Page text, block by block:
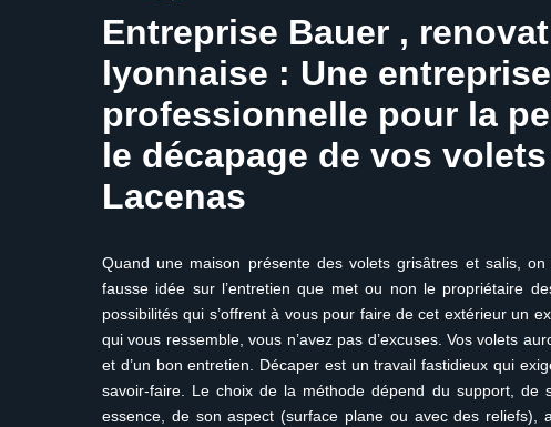
Entreprise Bauer ,
lyonnaise : Une entreprise
professionnelle pour la
le décapage de vos
Lacenas
Quand une maison présente des volets grisâtres et salis,
fausse idée sur l’entretien que met ou non le propriétaire
possibilités qui s’offrent à vous pour faire de cet extérieur un
qui vous ressemble, vous n’avez pas d’excuses. Vos volets
et d’un bon entretien. Décaper est un travail fastidieux qui
savoir-faire. Le choix de la méthode dépend du support, de
essence, de son aspect (surface plane ou avec des reliefs),